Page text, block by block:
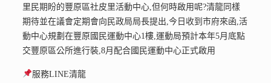
里民期盼的豐原區社皮里活動中心,但何時啟用呢?清龍同樣
期待並在議會定期會向民政局局長提出,今日收到市府來函,活
動中心規劃在豐原國民運動中心1樓,運動局預計本年5月底點
交豐原區公所進行裝,8月配合國民運動中心正式啟用
服務LINE清龍